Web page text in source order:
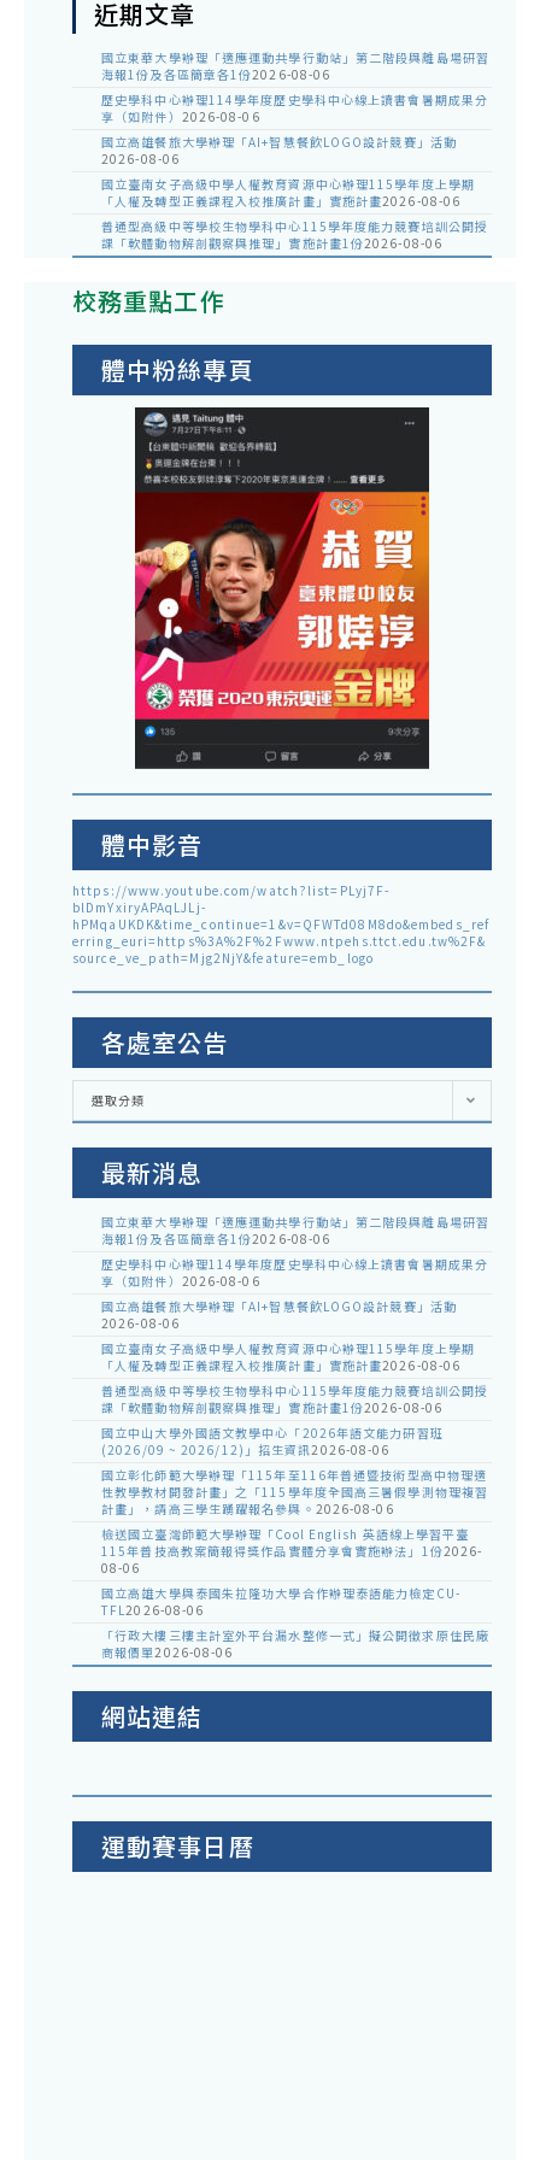
近期文章
國立東華大學辦理「適應運動共學行動站」第二階段與離島場研習
海報1份及各區簡章各1份2026-08-06
歷史學科中心辦理114學年度歷史學科中心線上讀書會暑期成果分
享（如附件） 2026-08-06
國立高雄餐旅大學辦理「AI+智慧餐飲LOGO設計競賽」活動
2026-08-06
國立臺南女子高級中學人權教育資源中心辦理115學年度上學期
「人權及轉型正義課程入校推廣計畫」實施計畫2026-08-06
普通型高級中等學校生物學科中心115學年度能力競賽培訓公開授
課「軟體動物解剖觀察與推理」實施計畫1份2026-08-06
校務重點工作
體中粉絲專頁
體中影音
https://www.youtube.com/watch?list=PLyj7F-
blDmYxiryAPAqLJLj-
hPMqaUKDK&time_continue=1&v=QFWTd08M8do&embeds_ref
erring_euri=https%3A%2F%2Fwww.ntpehs.ttct.edu.tw%2F&
source_ve_path=Mjg2NjY&feature=emb_logo
各處室公告
各
室
選取分類
最新消息
國立東華大學辦理「適應運動共學行動站」第二階段與離島場研習
海報1份及各區簡章各1份2026-08-06
歷史學科中心辦理114學年度歷史學科中心線上讀書會暑期成果分
享（如附件） 2026-08-06
國立高雄餐旅大學辦理「AI+智慧餐飲LOGO設計競賽」活動
2026-08-06
國立臺南女子高級中學人權教育資源中心辦理115學年度上學期
「人權及轉型正義課程入校推廣計畫」實施計畫2026-08-06
普通型高級中等學校生物學科中心115學年度能力競賽培訓公開授
課「軟體動物解剖觀察與推理」實施計畫1份2026-08-06
國立中山大學外國語文教學中心「2026年語文能力研習班
(2026/09 ~ 2026/12)」招生資訊2026-08-06
國立彰化師範大學辦理「115年至116年普通暨技術型高中物理適
性教學教材開發計畫」之「115學年度全國高三暑假學測物理複習
計畫」，請高三學生踴躍報名參與。 2026-08-06
檢送國立臺灣師範大學辦理「Cool English 英語線上學習平臺
115年普技高教案簡報得獎作品實體分享會實施辦法」1份2026-
08-06
國立高雄大學與泰國朱拉隆功大學合作辦理泰語能力檢定CU-
TFL2026-08-06
「行政大樓三樓主計室外平台漏水整修一式」擬公開徵求原住民廠
商報價單2026-08-06
網站連結
運動賽事日曆